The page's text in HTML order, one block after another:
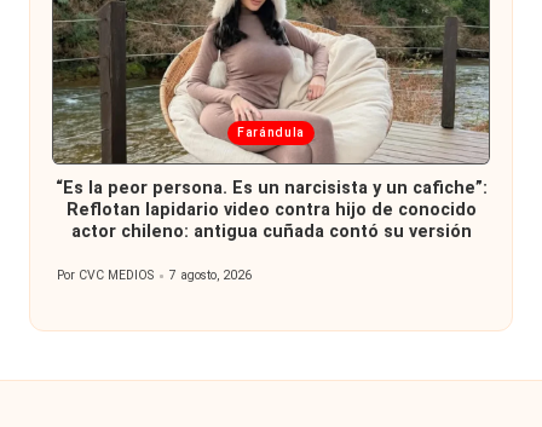
Publicada
en
Farándula
“Es la peor persona. Es un narcisista y un cafiche”:
Reflotan lapidario video contra hijo de conocido
actor chileno: antigua cuñada contó su versión
Publicado
Por CVC MEDIOS 7 agosto, 2026